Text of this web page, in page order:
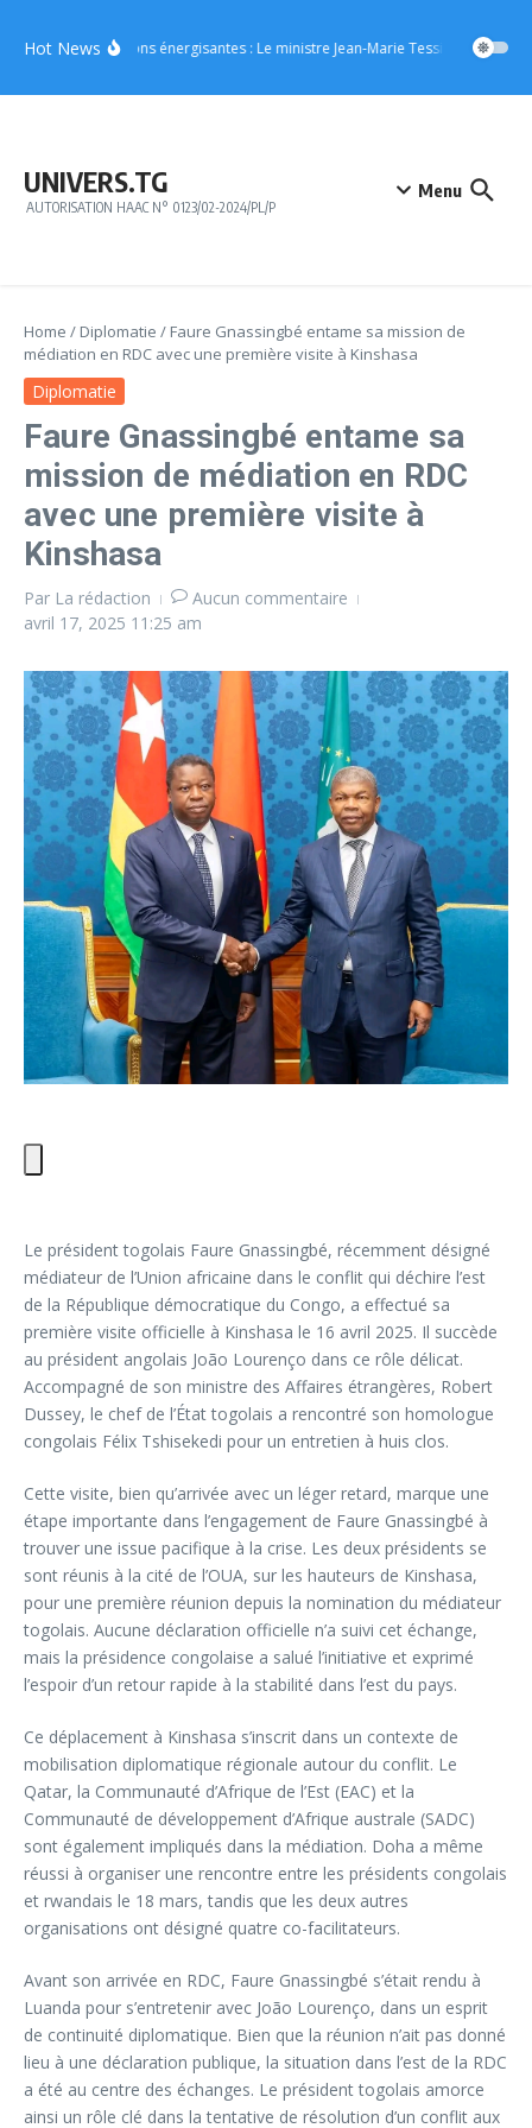
Hot NewsBoissons énergisantes : Le ministre Jean-Marie Tessi adresse un
UNIVERS.TG
AUTORISATION HAAC N° 0123/02-2024/PL/P
Menu
Home / Diplomatie / Faure Gnassingbé entame sa mission de
médiation en RDC avec une première visite à Kinshasa
Diplomatie
Faure Gnassingbé entame sa
mission de médiation en RDC
avec une première visite à
Kinshasa
Par La rédaction
Aucun commentaire
avril 17, 2025 11:25 am
Le président togolais Faure Gnassingbé, récemment désigné
médiateur de l’Union africaine dans le conflit qui déchire l’est
de la République démocratique du Congo, a effectué sa
première visite officielle à Kinshasa le 16 avril 2025. Il succède
au président angolais João Lourenço dans ce rôle délicat.
Accompagné de son ministre des Affaires étrangères, Robert
Dussey, le chef de l’État togolais a rencontré son homologue
congolais Félix Tshisekedi pour un entretien à huis clos.
Cette visite, bien qu’arrivée avec un léger retard, marque une
étape importante dans l’engagement de Faure Gnassingbé à
trouver une issue pacifique à la crise. Les deux présidents se
sont réunis à la cité de l’OUA, sur les hauteurs de Kinshasa,
pour une première réunion depuis la nomination du médiateur
togolais. Aucune déclaration officielle n’a suivi cet échange,
mais la présidence congolaise a salué l’initiative et exprimé
l’espoir d’un retour rapide à la stabilité dans l’est du pays.
Ce déplacement à Kinshasa s’inscrit dans un contexte de
mobilisation diplomatique régionale autour du conflit. Le
Qatar, la Communauté d’Afrique de l’Est (EAC) et la
Communauté de développement d’Afrique australe (SADC)
sont également impliqués dans la médiation. Doha a même
réussi à organiser une rencontre entre les présidents congolais
et rwandais le 18 mars, tandis que les deux autres
organisations ont désigné quatre co-facilitateurs.
Avant son arrivée en RDC, Faure Gnassingbé s’était rendu à
Luanda pour s’entretenir avec João Lourenço, dans un esprit
de continuité diplomatique. Bien que la réunion n’ait pas donné
lieu à une déclaration publique, la situation dans l’est de la RDC
a été au centre des échanges. Le président togolais amorce
ainsi un rôle clé dans la tentative de résolution d’un conflit aux